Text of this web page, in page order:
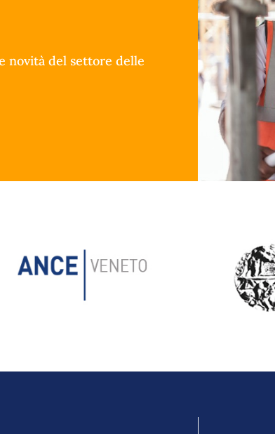
novità del settore delle